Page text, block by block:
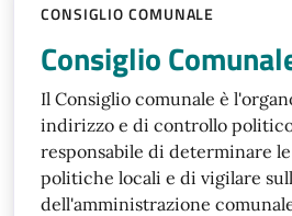
CONSIGLIO COMUNALE
Consiglio
Il Consiglio comunale è
indirizzo e di controllo
responsabile di determinare
politiche locali e di vigilare
dell'amministrazione